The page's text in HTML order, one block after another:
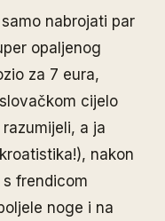
nabrojati par
opaljenog
za 7 eura,
cijelo
a ja
nakon
frendicom
noge i na